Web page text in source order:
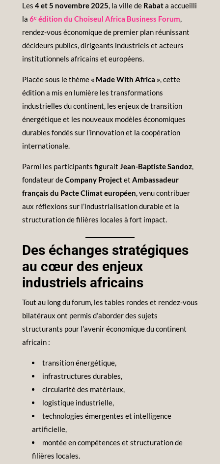
Les 4 et 5 novembre 2025, la ville de Rabata accueilli
la 6ᵉ édition du Choiseul Africa Business Forum,
rendez-vous économique de premier plan réunissant
décideurs publics, dirigeants industriels et acteurs
institutionnels africains et européens.
Placée sous le thème « Made With Africa », cette
édition a mis en lumière les transformations
industrielles du continent, les enjeux de transition
énergétique et les nouveaux modèles économiques
durables fondés sur l’innovation et la coopération
internationale.
Parmi les participants figurait Jean-Baptiste Sandoz,
fondateur deCompany Projectet Ambassadeur
français du Pacte Climat européen, venu contribuer
aux réflexions sur l’industrialisation durable et la
structuration de filières locales à fort impact.
Des échanges stratégiques
au cœur des enjeux
industriels africains
Tout au long du forum, les tables rondes et rendez-vous
bilatéraux ont permis d’aborder des sujets
structurants pour l’avenir économique du continent
africain :
transition énergétique,
infrastructures durables,
circularité des matériaux,
logistique industrielle,
technologies émergentes et intelligence
artificielle,
montée en compétences et structuration de
filières locales.